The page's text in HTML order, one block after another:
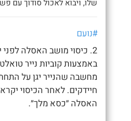
שלו, ויבוא לאכול סודוך עם
#נועם
2. כיסוי מושב האסלה לפני
באמצעות קוביות נייר
מחשבה שהנייר יגן על
חיידקים. לאחר הכיסוי
האסלה ״כסא מלך״.